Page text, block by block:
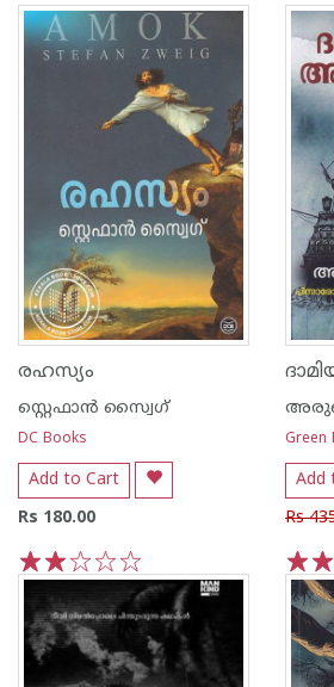
രഹസ്യം
സ്റ്റെഫാന്‍ സ്വൈഗ്
DC Books
Add to Cart
Rs 180.00
5
4
3
2
1
Green
Add
Rs
2
1